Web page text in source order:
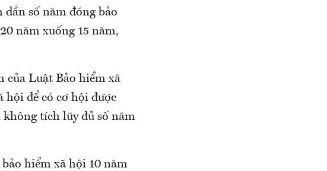
số năm đóng bảo
năm xuống 15 năm,
của Luật Bảo hiểm xã
để có cơ hội được
tích lũy đủ số năm
hiểm xã hội 10 năm